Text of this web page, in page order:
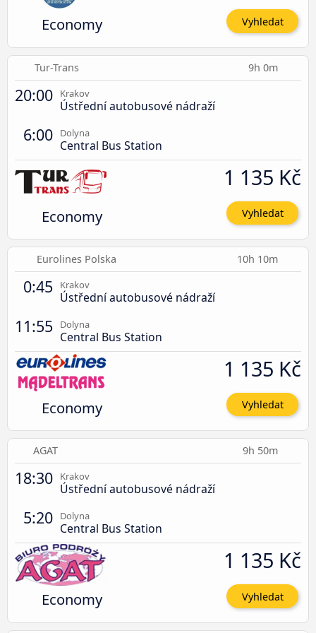
Economy Vyhledat
Tur-Trans 9h 0m
20:00 Krakov
Ústřední autobusové nádraží
6:00 Dolyna
Central Bus Station
Economy
1 135 Kč
Vyhledat
Eurolines Polska 10h 10m
0:45 Krakov
Ústřední autobusové nádraží
11:55 Dolyna
Central Bus Station
Economy
1 135 Kč
Vyhledat
AGAT 9h 50m
18:30 Krakov
Ústřední autobusové nádraží
5:20 Dolyna
Central Bus Station
Economy
1 135 Kč
Vyhledat